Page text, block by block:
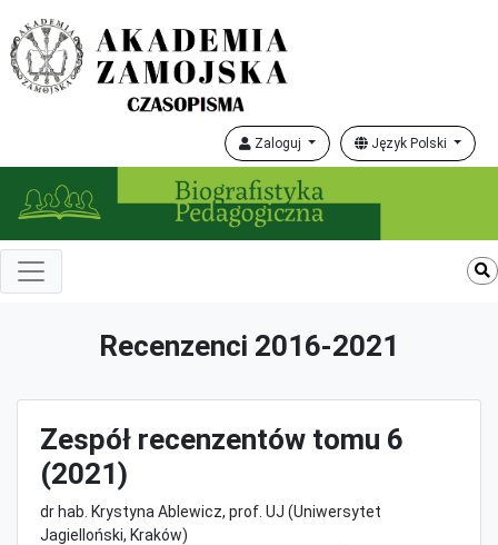
Zaloguj Język Polski
Recenzenci 2016-2021
Zespół recenzentów tomu 6
(2021)
dr hab. Krystyna Ablewicz, prof. UJ (Uniwersytet
Jagielloński, Kraków)